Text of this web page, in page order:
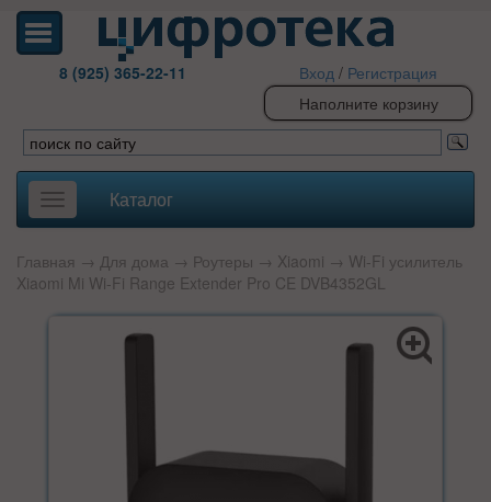
8 (925) 365-22-11 Вход / Регистрация
Наполните корзину
Toggle
navigation
Каталог
Главная → Для дома → Роутеры → Xiaomi → Wi-Fi усилитель
Xiaomi Mi Wi-Fi Range Extender Pro CE DVB4352GL